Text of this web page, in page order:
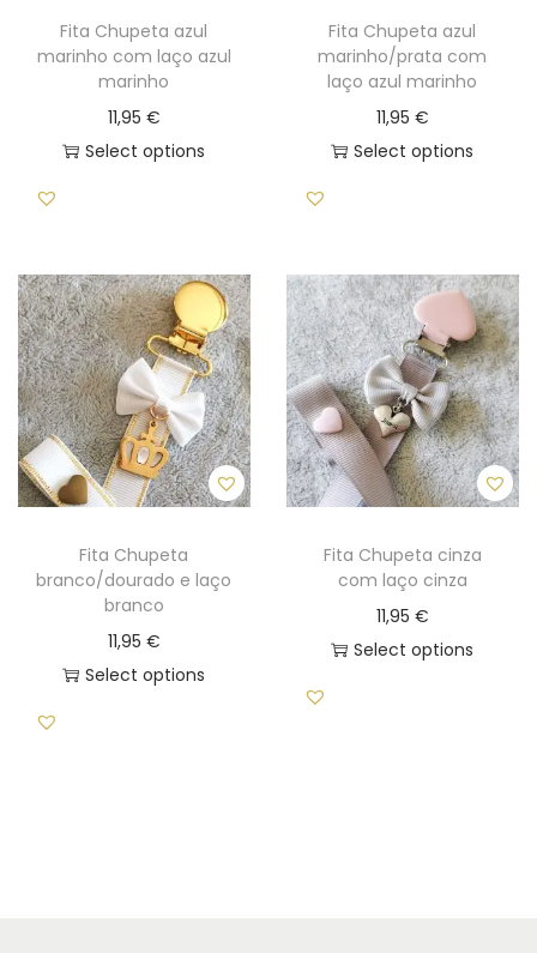
Fita Chupeta azul
marinho com laço azul
marinho
11,95 €
Select options
Fita Chupeta azul
marinho/prata com
laço azul marinho
11,95 €
Select options
Fita Chupeta
branco/dourado e laço
branco
11,95 €
Select options
Fita Chupeta cinza
com laço cinza
11,95 €
Select options